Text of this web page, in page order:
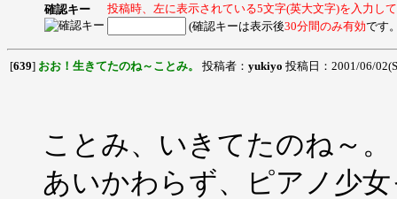
確認キー
投稿時、左に表示されている5文字(英大文字)を入力し
(確認キーは表示後30分間のみ有効です
[639] おお！生きてたのね～ことみ。 投稿者： yukiyo 投稿日：2001/06/
ことみ、いきてたのね～。
あいかわらず、ピアノ少